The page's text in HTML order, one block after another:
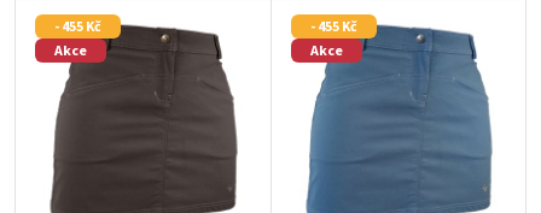
- 455 Kč
Akce
- 455 Kč
Akce